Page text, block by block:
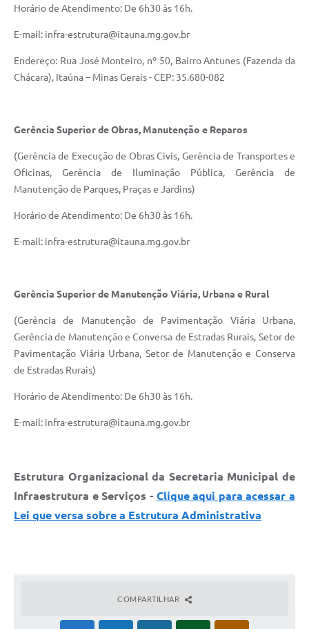
Horário de Atendimento: De 6h30 às 16h.
E-mail: infra-estrutura@itauna.mg.gov.br
Endereço: Rua José Monteiro, nº 50, Bairro Antunes (Fazenda da
Chácara), Itaúna – Minas Gerais - CEP: 35.680-082
Gerência Superior de Obras, Manutenção e Reparos
(Gerência de Execução de Obras Civis, Gerência de Transportes e
Oficinas, Gerência de Iluminação Pública, Gerência de
Manutenção de Parques, Praças e Jardins)
Horário de Atendimento: De 6h30 às 16h.
E-mail: infra-estrutura@itauna.mg.gov.br
Gerência Superior de Manutenção Viária, Urbana e Rural
(Gerência de Manutenção de Pavimentação Viária Urbana,
Gerência de Manutenção e Conversa de Estradas Rurais, Setor de
Pavimentação Viária Urbana, Setor de Manutenção e Conserva
de Estradas Rurais)
Horário de Atendimento: De 6h30 às 16h.
E-mail: infra-estrutura@itauna.mg.gov.br
Estrutura Organizacional da Secretaria Municipal de
Infraestrutura e Serviços - Clique aqui para acessar a
Lei que versa sobre a Estrutura Administrativa
COMPARTILHAR